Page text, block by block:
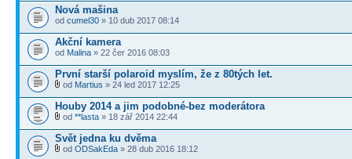
Nová mašina
od cumel30 » 10 dub 2017 08:14
Akční kamera
od Malina » 22 čer 2016 08:03
První starší polaroid myslím, že z 80tých let.
od Martius » 24 led 2017 12:25
Houby 2014 a jim podobné-bez moderátora
od **lasta » 18 zář 2014 22:44
Svět jedna ku dvěma
od ODSakEda » 28 dub 2016 18:12